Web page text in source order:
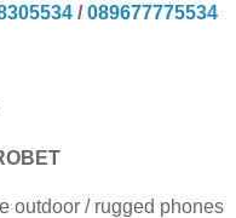
/089677775534
outdoor / rugged phones